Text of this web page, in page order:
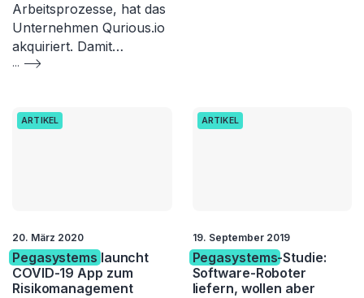
Arbeitsprozesse, hat das
Unternehmen Qurious.io
akquiriert. Damit…
...
ARTIKEL
20. März 2020
Pegasystems launcht
COVID-19 App zum
Risikomanagement
ARTIKEL
19. September 2019
Pegasystems-Studie:
Software-Roboter
liefern, wollen aber